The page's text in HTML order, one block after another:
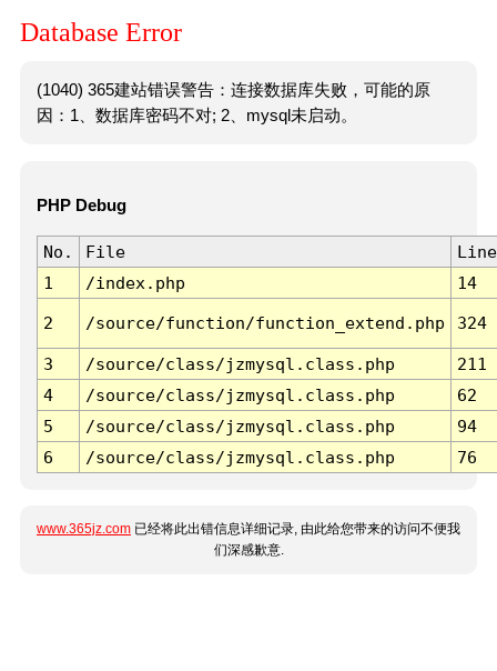
Database Error
(1040) 365建站错误警告：连接数据库失败，可能的原
因：1、数据库密码不对; 2、mysql未启动。
PHP Debug
No. File
Line
1
/index.php 14
2 /source/function/function_extend.php 324
3 /source/class/jzmysql.class.php
211
4
/source/class/jzmysql.class.php
62
5
/source/class/jzmysql.class.php
94
6
/source/class/jzmysql.class.php 76
www.365jz.com 已经将此出错信息详细记录, 由此给您带来的访问不便我
们深感歉意.